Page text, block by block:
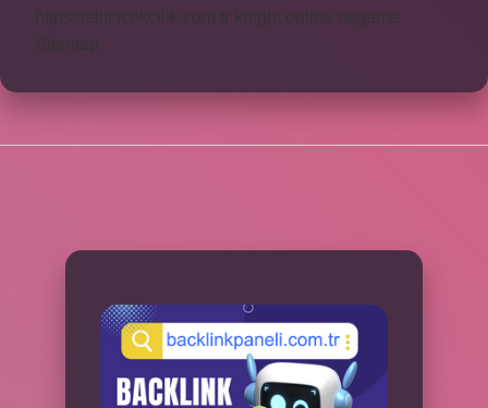
https://elifcicekcilik.com.tr
knight online
nttgame
Sitemap